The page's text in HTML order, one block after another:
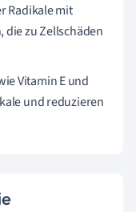
Radikale mit
die zu Zellschäden
Vitamin E und
und reduzieren